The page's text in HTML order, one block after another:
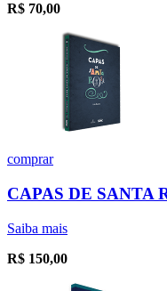
R$ 70,00
comprar
CAPAS DE SANTA
Saiba mais
R$ 150,00